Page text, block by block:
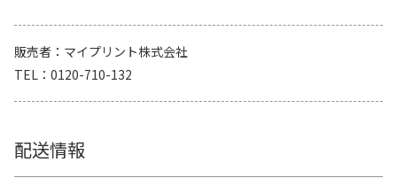
販売者
マイプリント株式会社
TEL
0120-710-132
配送情報